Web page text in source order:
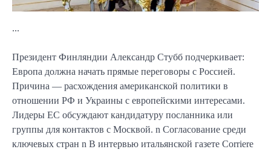
...
Президент Финляндии Александр Стубб подчеркивает:
Европа должна начать прямые переговоры с Россией.
Причина — расхождения американской политики в
отношении РФ и Украины с европейскими интересами.
Лидеры ЕС обсуждают кандидатуру посланника или
группы для контактов с Москвой. n Согласование среди
ключевых стран n В интервью итальянской газете Corriere